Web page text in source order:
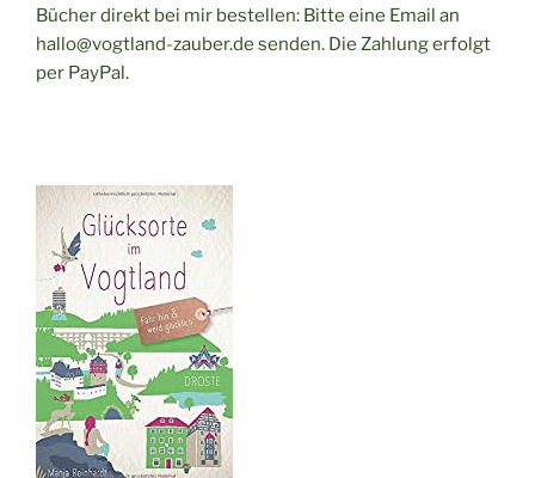
Bücher direkt bei mir bestellen: Bitte eine Email an
hallo@vogtland-zauber.de senden. Die Zahlung erfolgt
per PayPal.